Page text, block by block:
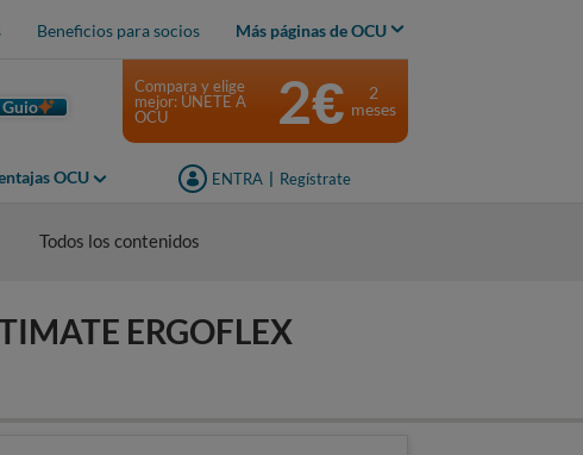
Beneficios para socios Más páginas de OCU
Guio
OCU ENTRA Regístrate
Compara y elige
mejor: ÚNETE A
OCU
2€
2
meses
Todos los contenidos
ERGOFLEX